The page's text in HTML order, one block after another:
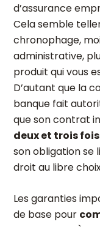
d’assurance
Cela semble
chronophage,
administrative,
produit qui vous
D’autant que la
banque fait
que son contrat
deux et trois
son obligation se
droit au libre
Les garanties
de base pour